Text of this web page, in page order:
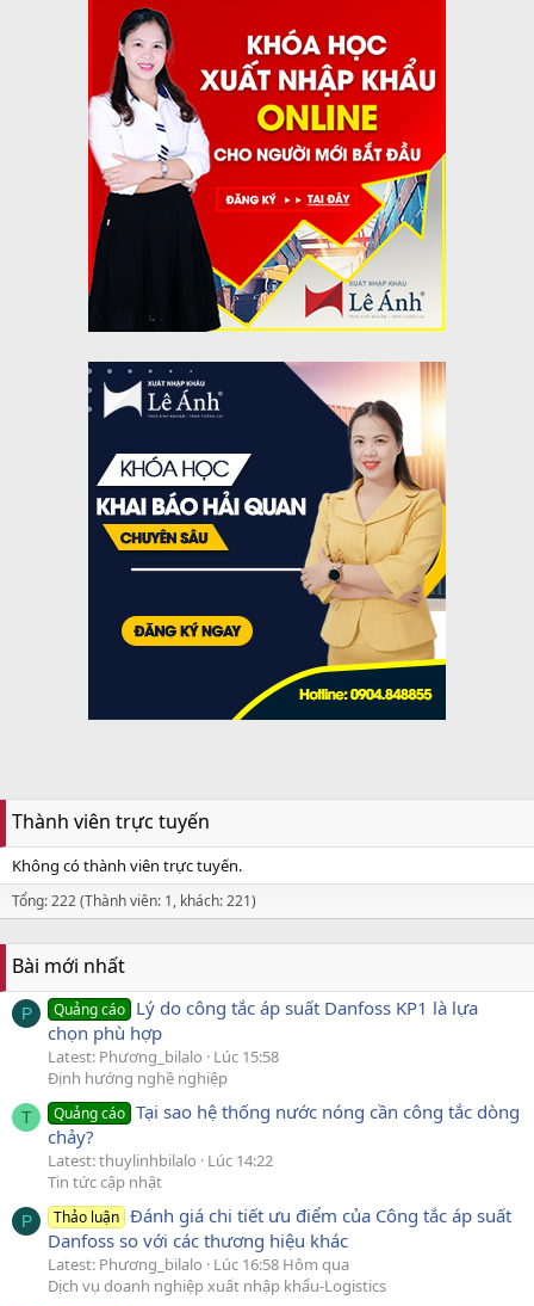
Thành viên trực tuyến
Không có thành viên trực tuyến.
Tổng: 222 (Thành viên: 1, khách: 221)
Bài mới nhất
P Quảng cáo Lý do công tắc áp suất Danfoss KP1 là lựa
chọn phù hợp
Latest: Phương_bilalo
Lúc 15:58
Định hướng nghề nghiệp
T Quảng cáo Tại sao hệ thống nước nóng cần công tắc dòng
chảy?
Latest: thuylinhbilalo
Lúc 14:22
Tin tức cập nhật
P Thảo luận Đánh giá chi tiết ưu điểm của Công tắc áp suất
Danfoss so với các thương hiệu khác
Latest: Phương_bilalo
Lúc 16:58 Hôm qua
Dịch vụ doanh nghiệp xuất nhập khẩu-Logistics